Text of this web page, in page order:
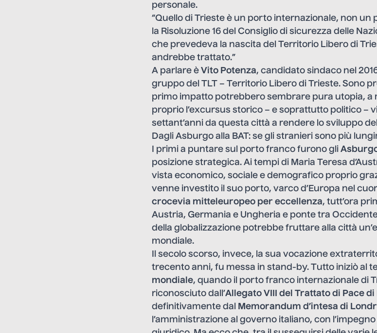
personale.
“Quello di Trieste è un porto internazionale, non un
la Risoluzione 16 del Consiglio di sicurezza delle
che prevedeva la nascita del Territorio Libero di
andrebbe trattato.”
A parlare è Vito Potenza, candidato sindaco nel
gruppo del TLT – Territorio Libero di Trieste. Sono
primo impatto potrebbero sembrare pura utopia, a
proprio l’excursus storico – e soprattutto politico –
settant’anni da questa città a rendere lo sviluppo
Dagli Asburgo alla BAT: se gli stranieri sono più
I primi a puntare sul porto franco furono gli
posizione strategica. Ai tempi di Maria Teresa
vista economico, sociale e demografico proprio
venne investito il suo porto, varco d’Europa nel
crocevia mitteleuropeo per eccellenza, tutt’ora
Austria, Germania e Ungheria e ponte tra
della globalizzazione potrebbe fruttare alla città
mondiale.
Il secolo scorso, invece, la sua vocazione
trecento anni, fu messa in stand-by. Tutto iniziò al
mondiale, quando il porto franco internazionale di
riconosciuto dall’Allegato VIII del Trattato di Pace di
definitivamente dal
Memorandum d’intesa di
l’amministrazione al governo italiano, con